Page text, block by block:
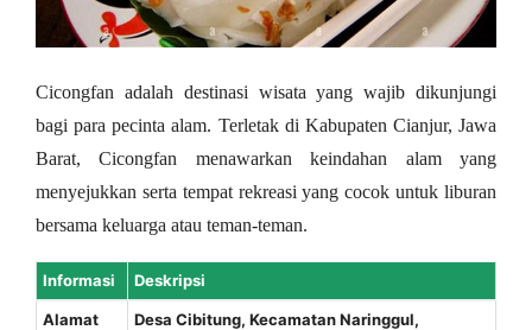
Cicongfan adalah destinasi wisata yang wajib dikunjungi
bagi para pecinta alam. Terletak di Kabupaten Cianjur, Jawa
Barat, Cicongfan menawarkan keindahan alam yang
menyejukkan serta tempat rekreasi yang cocok untuk liburan
bersama keluarga atau teman-teman.
Informasi Deskripsi
Alamat
Desa Cibitung, Kecamatan Naringgul,